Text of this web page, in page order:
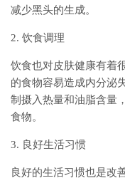
减少黑头的生成。
2. 饮食调理
饮食也对皮肤健康有着
的食物容易造成内分泌
制摄入热量和油脂含量
食物。
3. 良好生活习惯
良好的生活习惯也是改